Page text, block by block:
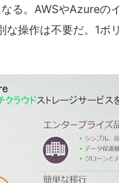
る。AWSやAzureの
操作は不要だ。1ボ